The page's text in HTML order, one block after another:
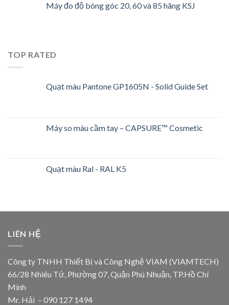
Máy đo độ bóng góc 20, 60 và 85 hãng KSJ
TOP RATED
Quạt màu Pantone GP1605N - Solid Guide Set
Máy so màu cầm tay – CAPSURE™ Cosmetic
Quạt màu Ral - RAL K5
LIÊN HỆ
Công ty TNHH Thiết Bị và Công Nghệ VIAM (VIAMTECH)
66/28 Nhiêu Tứ, Phường 07, Quận Phú Nhuận, TP.Hồ Chí
Minh
Mr. Hải – 090 127 1494